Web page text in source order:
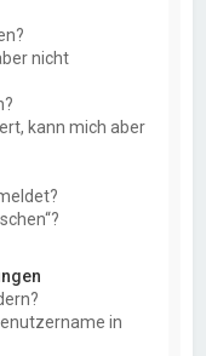
nicht
kann mich aber
in